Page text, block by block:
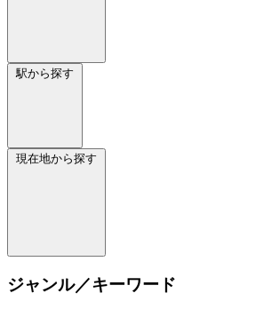
駅から探す
現在地から探す
ジャンル／キーワード